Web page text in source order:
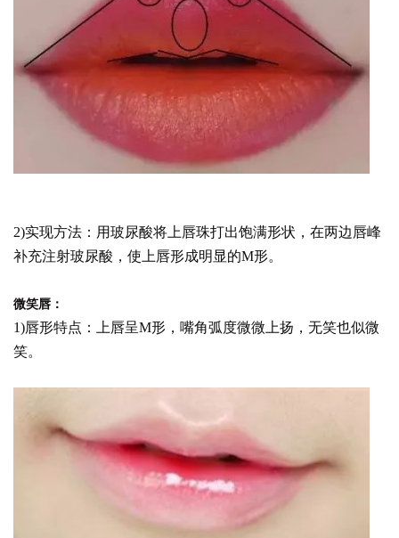
2)实现方法：用玻尿酸将上唇珠打出饱满形状，在两边唇峰
补充注射玻尿酸，使上唇形成明显的M形。
微笑唇：
1)唇形特点：上唇呈M形，嘴角弧度微微上扬，无笑也似微
笑。